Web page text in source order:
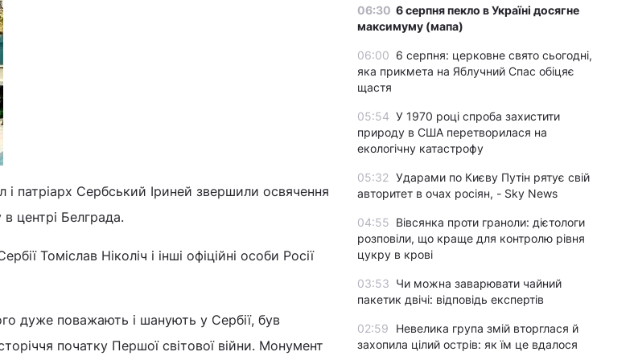
і патріарх Сербський Іриней звершили освячення
центрі Белграда.
Томіслав Ніколіч і інші офіційні особи Росії
дуже поважають і шанують у Сербії, був
початку Першої світової війни. Монумент
06:30 6 серпня пекло в Україні досягне
максимуму (мапа)
06:00 6 серпня: церковне свято сьогодні,
яка прикмета на Яблучний Спас обіцяє
щастя
05:54 У 1970 році спроба захистити
природу в США перетворилася на
екологічну катастрофу
05:32 Ударами по Києву Путін рятує свій
авторитет в очах росіян, - Sky News
04:55 Вівсянка проти граноли: дієтологи
розповіли, що краще для контролю рівня
цукру в крові
03:53 Чи можна заварювати чайний
пакетик двічі: відповідь експертів
02:59
Невелика група змій вторглася й
захопила цілий острів: як їм це вдалося